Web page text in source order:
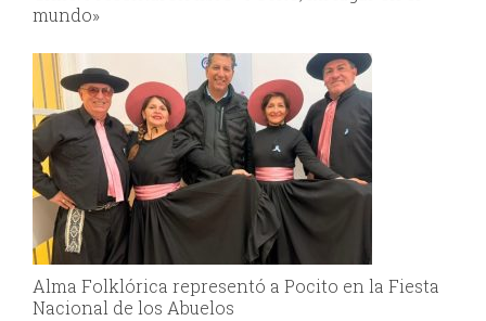
mundo»
Alma Folklórica representó a Pocito en la Fiesta
Nacional de los Abuelos